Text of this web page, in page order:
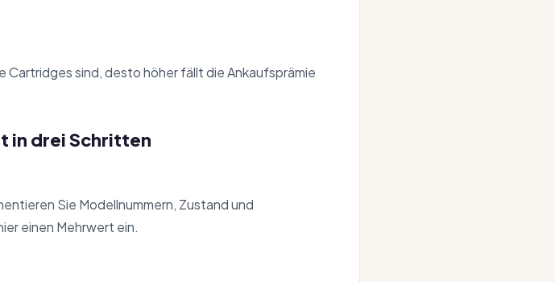
sind, desto höher fällt die Ankaufsprämie
in drei Schritten
Sie Modellnummern, Zustand und
einen Mehrwert ein.